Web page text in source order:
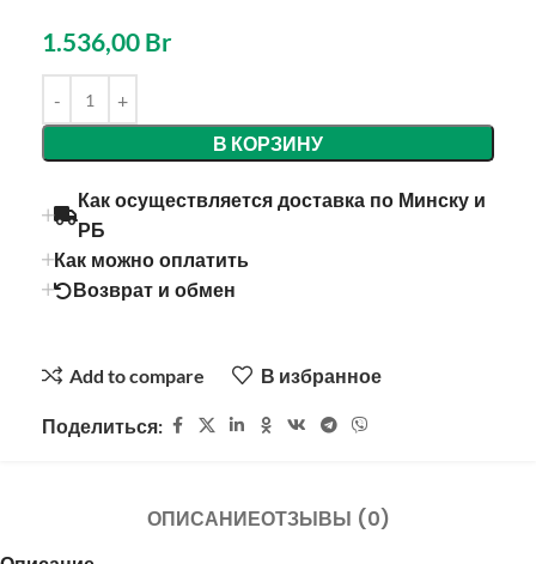
1.536,00 Br
В КОРЗИНУ
Alternative:
Как осуществляется доставка по Минску и
РБ
Как можно оплатить
Возврат и обмен
Add to compare В избранное
Поделиться:
ОПИСАНИЕОТЗЫВЫ (0)